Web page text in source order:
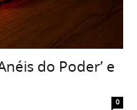
do Poder’ e
0